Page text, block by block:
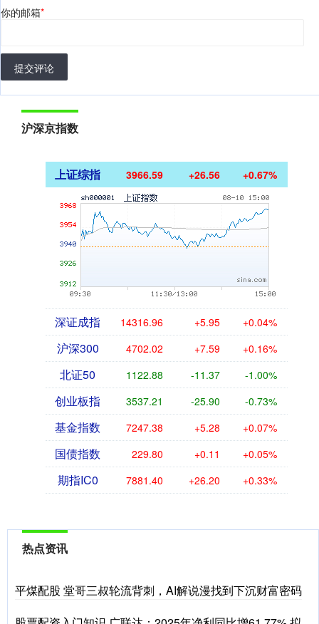
你的邮箱*
提交评论
沪深京指数
上证综指 3966.59 +26.56 +0.67%
深证成指 14316.96 +5.95 +0.04%
沪深300 4702.02 +7.59 +0.16%
北证50 1122.88 -11.37 -1.00%
创业板指 3537.21 -25.90 -0.73%
基金指数 7247.38 +5.28 +0.07%
国债指数 229.80 +0.11 +0.05%
期指IC0 7881.40 +26.20 +0.33%
热点资讯
平煤配股 堂哥三叔轮流背刺，AI解说漫找到下沉财富密码